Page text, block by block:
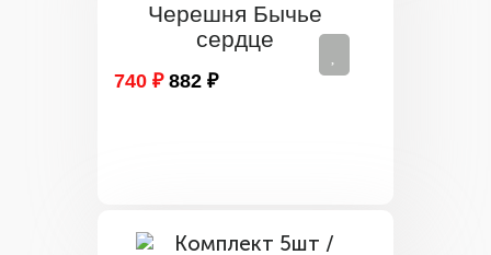
Черешня Бычье
сердце
740 ₽ 882 ₽